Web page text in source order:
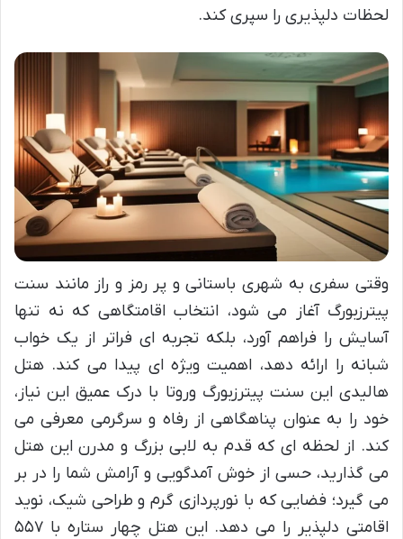
لحظات دلپذیری را سپری کند.
وقتی سفری به شهری باستانی و پر رمز و راز مانند سنت
پیترزبورگ آغاز می شود، انتخاب اقامتگاهی که نه تنها
آسایش را فراهم آورد، بلکه تجربه ای فراتر از یک خواب
شبانه را ارائه دهد، اهمیت ویژه ای پیدا می کند. هتل
هالیدی این سنت پیترزبورگ وروتا با درک عمیق این نیاز،
خود را به عنوان پناهگاهی از رفاه و سرگرمی معرفی می
کند. از لحظه ای که قدم به لابی بزرگ و مدرن این هتل
می گذارید، حسی از خوش آمدگویی و آرامش شما را در بر
می گیرد؛ فضایی که با نورپردازی گرم و طراحی شیک، نوید
اقامتی دلپذیر را می دهد. این هتل چهار ستاره با ۵۵۷